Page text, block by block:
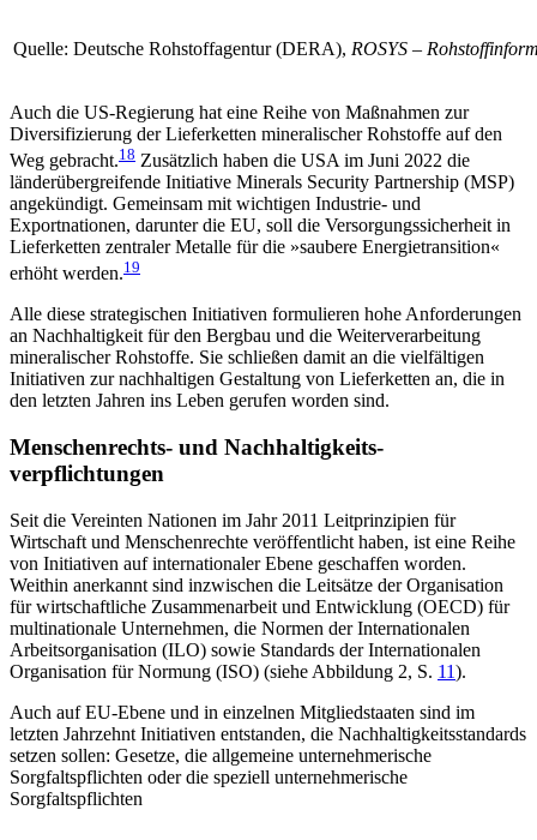
Quelle: Deutsche Rohstoffagentur (DERA), ROSYS –
Auch die US-Regierung hat eine Reihe von Maßnahmen zur
Diversifizierung der Lieferketten minera­lischer Rohstoffe auf den
Weg gebracht.18 Zusätzlich haben die USA im Juni 2022 die
länderübergreifende Initiative Minerals Security Partnership (MSP)
ange­kündigt. Gemeinsam mit wichtigen Industrie- und
Exportnationen, darunter die EU, soll die Versorgungs­sicherheit in
Lieferketten zentraler Metalle für die »saubere Energietransition«
erhöht werden.19
Alle diese strategischen Initiativen formulieren hohe Anforderungen
an Nachhaltigkeit für den Berg­bau und die Weiterverarbeitung
mineralischer Roh­stoffe. Sie schließen damit an die vielfältigen
Initiativen zur nachhaltigen Gestaltung von Lieferketten an, die in
den letzten Jahren ins Leben gerufen worden sind.
Menschenrechts- und Nachhaltigkeits­
verpflichtungen
Seit die Vereinten Nationen im Jahr 2011 Leitprinzipien für
Wirtschaft und Menschenrechte veröffentlicht haben, ist eine Reihe
von Initiativen auf internatio­naler Ebene geschaffen worden.
Weithin anerkannt sind inzwischen die Leitsätze der Organisation
für wirtschaftliche Zusammenarbeit und Entwicklung (OECD) für
multinationale Unternehmen, die Normen der Internationalen
Arbeitsorganisation (ILO) sowie Standards der Internationalen
Organisation für Nor­mung (ISO) (siehe Abbildung 2, S. 11).
Auch auf EU-Ebene und in einzelnen Mitgliedstaaten sind im
letzten Jahrzehnt Initiativen entstanden, die Nachhaltigkeitsstandards
setzen sollen: Gesetze, die allgemeine unternehmerische
Sorgfaltspflichten oder die speziell unternehmerische
Sorgfaltspflichten